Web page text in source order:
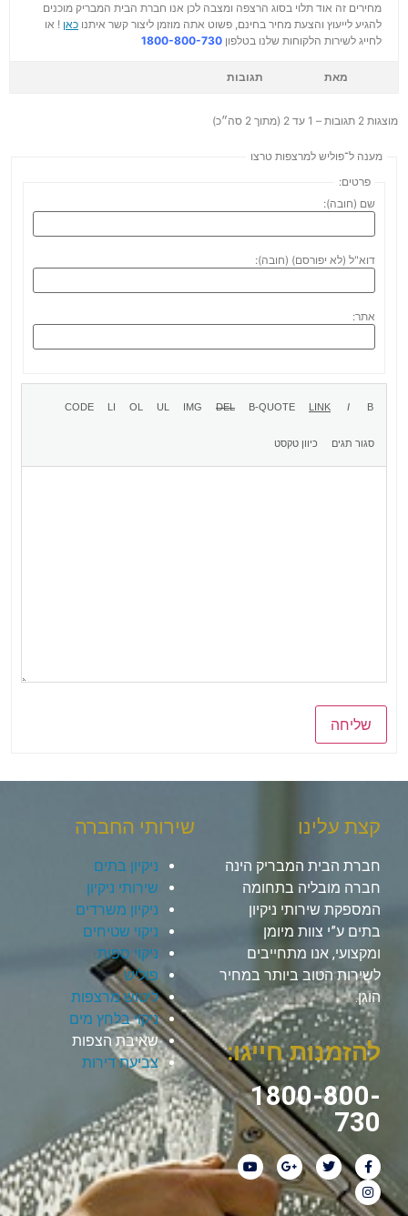
מחירים זה אוד תלוי בסוג הרצפה ומצבה לכן אנו חברת הבית המבריק מוכנים
להגיע לייעוץ והצעת מחיר בחינם, פשוט אתה מוזמן ליצור קשר איתנו כאן ! או
לחייג לשירות הלקוחות שלנו בטלפון 1800-800-730
מאת תגובות
מוצגות 2 תגובות – 1 עד 2 (מתוך 2 סה״כ)
מענה ל־פוליש למרצפות טרצו
פרטים:
שם (חובה):
דוא"ל (לא יפורסם) (חובה):
אתר:
שליחה
קצת עלינו
חברת הבית המבריק הינה
חברה מובליה בתחומה
המספקת שירותי ניקיון
בתים ע”י צוות מיומן
ומקצועי, אנו מתחייבים
לשירות הטוב ביותר במחיר
הוגן.
להזמנות חייגו:
1800-800-
730
שירותי החברה
ניקיון בתים
שירותי ניקיון
ניקיון משרדים
ניקוי שטיחים
ניקוי ספות
פוליש
ליטוש מרצפות
ניקוי בלחץ מים
שאיבת הצפות
צביעת דירות